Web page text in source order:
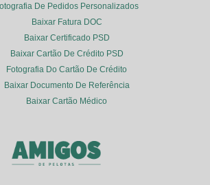
De Pedidos Personalizados
Baixar Fatura DOC
Baixar Certificado PSD
Baixar Cartão De Crédito PSD
Fotografia Do Cartão De Crédito
Baixar Documento De Referência
Baixar Cartão Médico